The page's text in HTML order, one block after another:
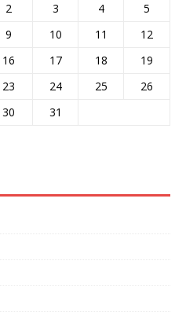
2 3 4
5
9 10 11
12
16 17 18
19
23 24 25
26
30 31